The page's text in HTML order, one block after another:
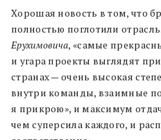
Хорошая новость в том, что
полностью поглотили
Ерухимовича, «самые
и угара проекты выглядят
странах — очень высокая
внутри команды, взаимные
я прикрою», и максимум
чем суперсила каждого, и